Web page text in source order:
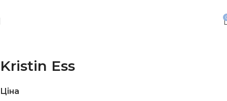
Kristin Ess
Ціна